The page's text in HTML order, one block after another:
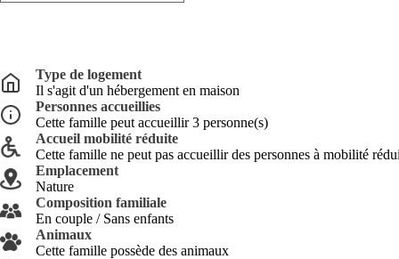
Type de logement
Il s'agit d'un hébergement en maison
Personnes accueillies
Cette famille peut accueillir 3 personne(s)
Accueil mobilité réduite
Cette famille ne peut pas accueillir des personnes à mobilité
Emplacement
Nature
Composition familiale
En couple / Sans enfants
Animaux
Cette famille possède des animaux